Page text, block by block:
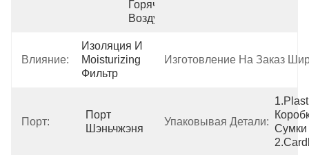
Горячего
Воздуха
Влияние:
Изоляция И
Moisturizing
Фильтр
Изготовление На Заказ
Порт:
Порт
Шэньчжэня
Упаковывая Детали:
Сумки